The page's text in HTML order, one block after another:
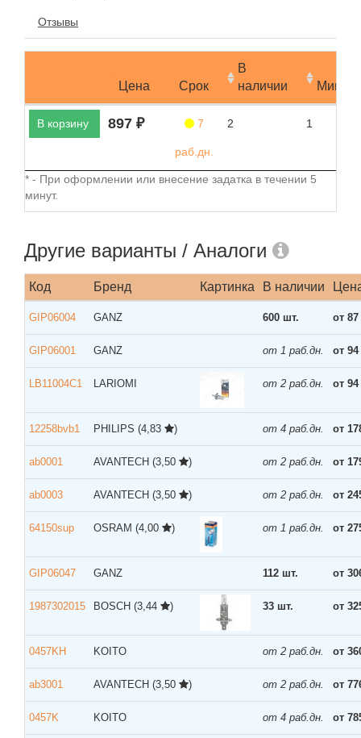
Отзывы
Цена Срок
В
наличии
В корзину 897 ₽ 7
раб.дн.
2 1
* - При оформлении или внесение задатка в течении 5
минут.
Другие варианты / Аналоги
Код Бренд Картинка В наличии
GIP06004 GANZ 600 шт. от
GIP06001 GANZ от 1 раб.дн. от
LB11004C1 LARIOMI от 2 раб.дн. от
12258bvb1 PHILIPS (4,83 ) от 4 раб.дн. от
ab0001 AVANTECH (3,50 ) от 2 раб.дн. от
ab0003 AVANTECH (3,50 ) от 2 раб.дн. от
64150sup OSRAM (4,00 ) от 1 раб.дн. от
GIP06047 GANZ 112 шт. от
1987302015 BOSCH (3,44 ) 33 шт. от
0457KH KOITO от 2 раб.дн. от
ab3001 AVANTECH (3,50 ) от 2 раб.дн. от
0457K KOITO от 4 раб.дн. от